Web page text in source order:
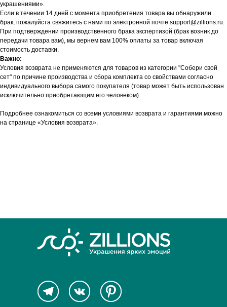
украшениями».
Если в течении 14 дней с момента приобретения товара вы обнаружили
брак, пожалуйста свяжитесь с нами по электронной почте support@zillions.ru.
При подтверждении производственного брака экспертизой (брак возник до
передачи товара вам), мы вернем вам 100% оплаты за товар включая
стоимость доставки.
Важно:
Условия возврата не применяются для товаров из категории "Собери свой
сет" по причине производства и сбора комплекта со свойствами согласно
индивидуального выбора самого покупателя (товар может быть использован
исключительно приобретающим его человеком).
Подробнее ознакомиться со всеми условиями возврата и гарантиями можно
на странице «Условия возврата».